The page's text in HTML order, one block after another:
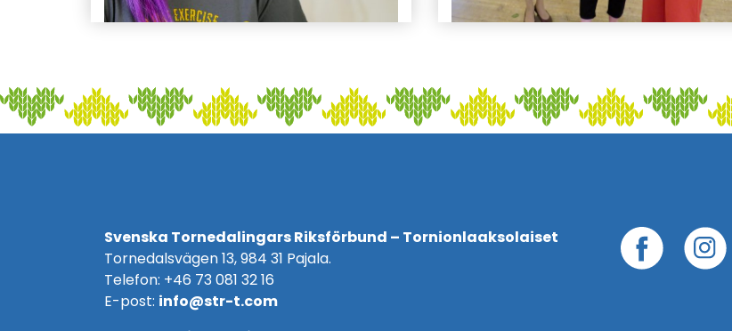
Svenska Tornedalingars Riksförbund – Tornionlaaksolaiset
Tornedalsvägen 13, 984 31 Pajala.
Telefon: +46 73 081 32 16
E-post: info@str-t.com